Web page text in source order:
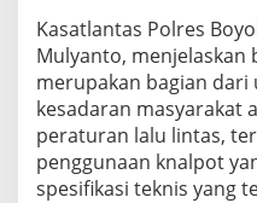
d
a
k
a
n
T
e
r
Kasatlantas Polres
Mulyanto, menjelaskan
merupakan bagian
kesadaran masyarakat
peraturan lalu lintas,
penggunaan knalpot
spesifikasi teknis yang